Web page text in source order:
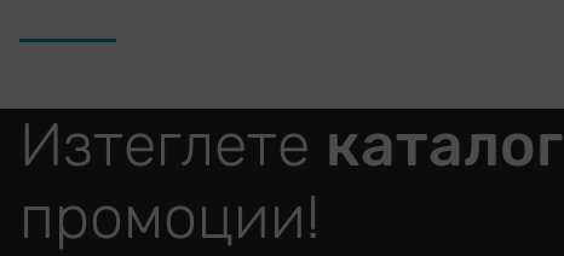
Изтеглете каталог
промоции!